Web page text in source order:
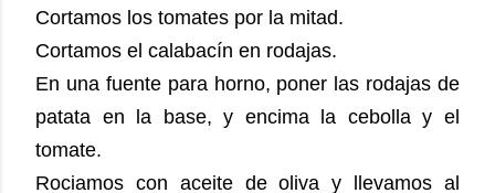
Cortamos los tomates por la mitad.
Cortamos el calabacín en rodajas.
En una fuente para horno, poner las rodajas de
patata en la base, y encima la cebolla y el
tomate.
Rociamos con aceite de oliva y llevamos al